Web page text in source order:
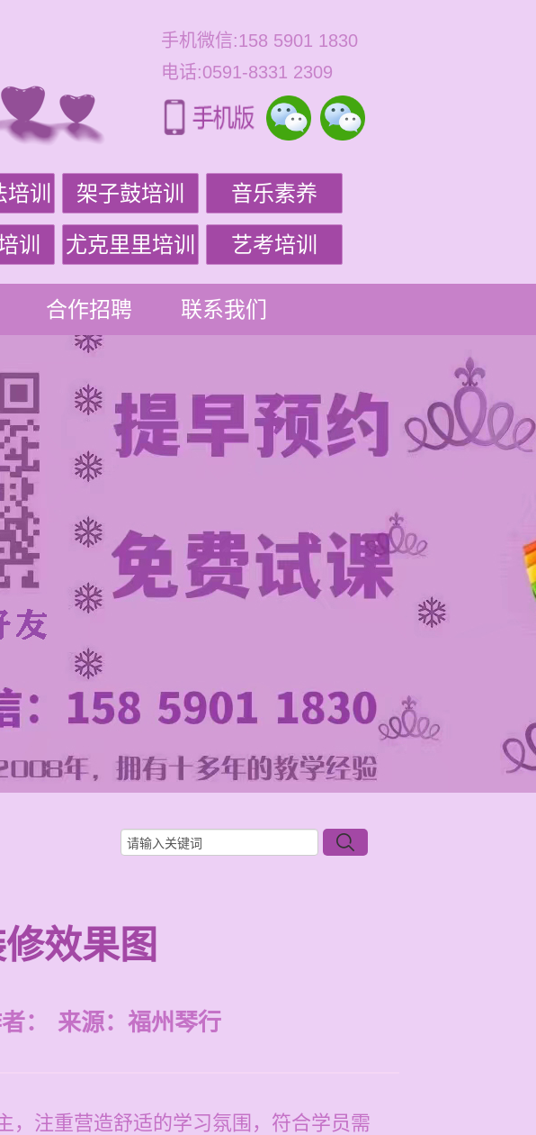
手机微信:158 5901 1830
电话:0591-8331 2309
训 架子鼓培训 音乐素养
训 尤克里里培训 艺考培训
合作招聘 联系我们
效果图
： 来源： 福州琴行
，注重营造舒适的学习氛围，符合学员需